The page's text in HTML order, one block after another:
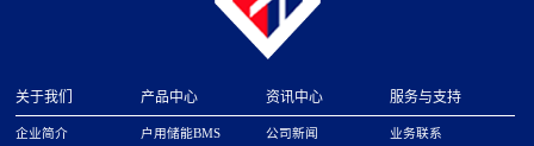
关于我们
企业简介
产品中心
户用储能BMS
资讯中心
公司新闻
服务与支持
业务联系